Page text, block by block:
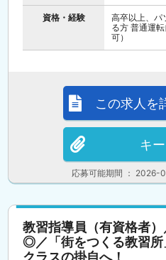
資格・経験
高卒以上、パ
る方 普通運
可）
応募可能期間 ：
この求人を
キ
教習指導員（有資格者
◎／「街をつくる教習
クラスの掛自へ！